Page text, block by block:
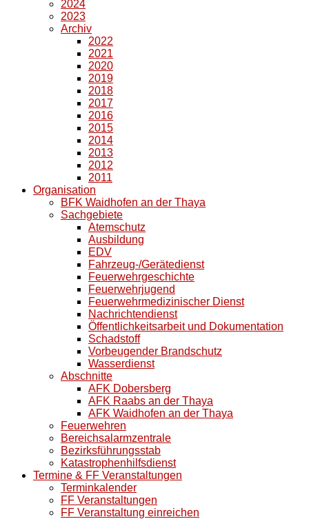
2024
2023
Archiv
2022
2021
2020
2019
2018
2017
2016
2015
2014
2013
2012
2011
Organisation
BFK Waidhofen an der Thaya
Sachgebiete
Atemschutz
Ausbildung
EDV
Fahrzeug-/Gerätedienst
Feuerwehrgeschichte
Feuerwehrjugend
Feuerwehrmedizinischer Dienst
Nachrichtendienst
Öffentlichkeitsarbeit und Dokumentation
Schadstoff
Vorbeugender Brandschutz
Wasserdienst
Abschnitte
AFK Dobersberg
AFK Raabs an der Thaya
AFK Waidhofen an der Thaya
Feuerwehren
Bereichsalarmzentrale
Bezirksführungsstab
Katastrophenhilfsdienst
Termine & FF Veranstaltungen
Terminkalender
FF Veranstaltungen
FF Veranstaltung einreichen